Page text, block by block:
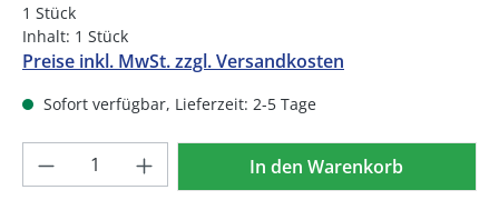
1 Stück
Inhalt: 1 Stück
Preise inkl. MwSt. zzgl. Versandkosten
Sofort verfügbar, Lieferzeit: 2-5 Tage
Produkt Anzahl: Gib denIn den Warenkorb